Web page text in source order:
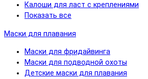
Калоши для ласт с креплениями
Показать все
Маски для плавания
Маски для фридайвинга
Маски для подводной охоты
Детские маски для плавания